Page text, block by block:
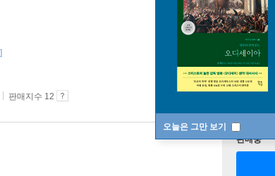
오늘은 그만 보기
판매지수 12
판매중